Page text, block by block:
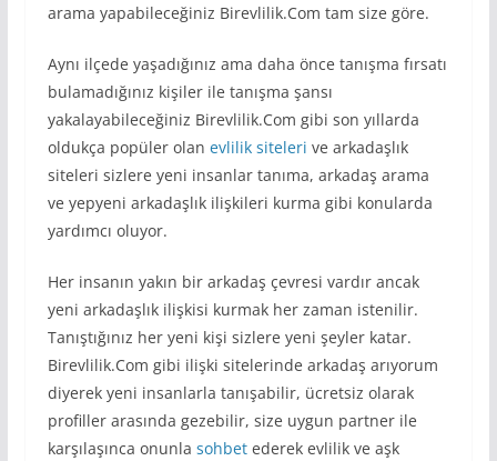
arama yapabileceğiniz Birevlilik.Com tam size göre.
Aynı ilçede yaşadığınız ama daha önce tanışma fırsatı
bulamadığınız kişiler ile tanışma şansı
yakalayabileceğiniz Birevlilik.Com gibi son yıllarda
oldukça popüler olan evlilik siteleri ve arkadaşlık
siteleri sizlere yeni insanlar tanıma, arkadaş arama
ve yepyeni arkadaşlık ilişkileri kurma gibi konularda
yardımcı oluyor.
Her insanın yakın bir arkadaş çevresi vardır ancak
yeni arkadaşlık ilişkisi kurmak her zaman istenilir.
Tanıştığınız her yeni kişi sizlere yeni şeyler katar.
Birevlilik.Com gibi ilişki sitelerinde arkadaş arıyorum
diyerek yeni insanlarla tanışabilir, ücretsiz olarak
profiller arasında gezebilir, size uygun partner ile
karşılaşınca onunla sohbetederek evlilik ve aşk